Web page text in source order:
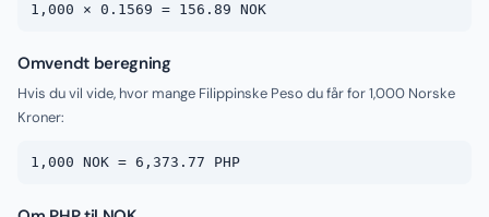
1,000 × 0.1569 = 156.89 NOK
Omvendt beregning
Hvis du vil vide, hvor mange Filippinske Peso du får for 1,000 Norske
Kroner:
1,000 NOK = 6,373.77 PHP